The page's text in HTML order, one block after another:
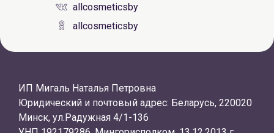
allcosmeticsby
allcosmeticsby
ИП Мигаль Наталья Петровна
Юридический и почтовый адрес: Беларусь, 220020
Минск, ул.Радужная 4/1-136